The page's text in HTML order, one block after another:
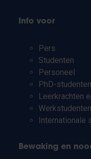
Info voor
Pers
Studenten
Personeel
PhD-studenten
Leerkrachten
Werkstudenten
Internationale
Bewaking en